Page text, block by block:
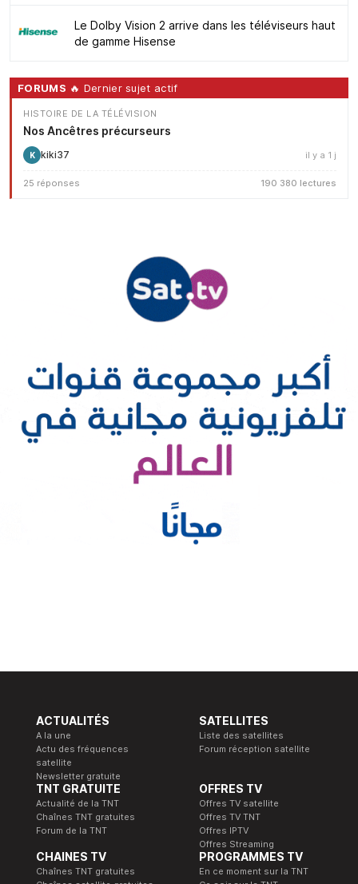
Le Dolby Vision 2 arrive dans les téléviseurs haut
de gamme Hisense
FORUMS 🔥 Dernier sujet actif
HISTOIRE DE LA TÉLÉVISION
Nos Ancêtres précurseurs
K kiki37 il y a 1 j
25 réponses 190 380 lectures
ACTUALITÉS
A la une
Actu des fréquences
satellite
Newsletter gratuite
SATELLITES
Liste des satellites
Forum réception satellite
TNT GRATUITE
Actualité de la TNT
Chaînes TNT gratuites
Forum de la TNT
OFFRES TV
Offres TV satellite
Offres TV TNT
Offres IPTV
Offres Streaming
CHAINES TV
Chaînes TNT gratuites
PROGRAMMES TV
En ce moment sur la TNT